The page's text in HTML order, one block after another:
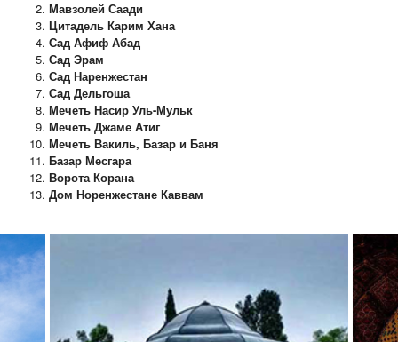
Мавзолей Саади
Цитадель Карим Хана
Сад Афиф Абад
Сад Эрам
Сад Наренжестан
Сад Дельгоша
Мечеть Насир Уль-Мульк
Мечеть Джаме Атиг
Мечеть Вакиль, Базар и Баня
Базар Месгара
Ворота Корана
Дом Норенжестане Каввам